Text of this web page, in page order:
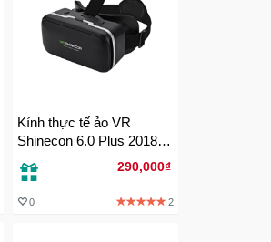
Kính thực tế ảo VR
Shinecon 6.0 Plus 2018 -
290,000₫
0 2